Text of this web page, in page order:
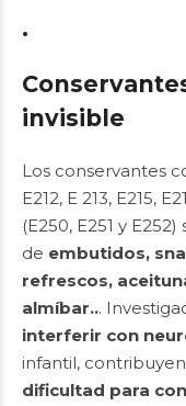
.
invisible
Los conservantes
E212, E 213, E215,
(E250, E251 y
de embutidos,
refrescos,
almíbar...
interferir con
infantil,
dificultad para